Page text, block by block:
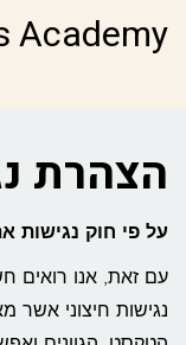
Academy
הצהרת
על פי חוק נגישות
עם זאת, אנו רואים
נגישות חיצוני אשר